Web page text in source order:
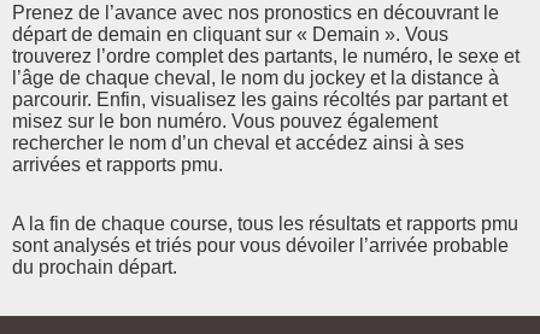
Prenez de l’avance avec nos pronostics en découvrant le
départ de demain en cliquant sur « Demain ». Vous
trouverez l’ordre complet des partants, le numéro, le sexe et
l’âge de chaque cheval, le nom du jockey et la distance à
parcourir. Enfin, visualisez les gains récoltés par partant et
misez sur le bon numéro. Vous pouvez également
rechercher le nom d’un cheval et accédez ainsi à ses
arrivées et rapports pmu.
A la fin de chaque course, tous les résultats et rapports pmu
sont analysés et triés pour vous dévoiler l’arrivée probable
du prochain départ.